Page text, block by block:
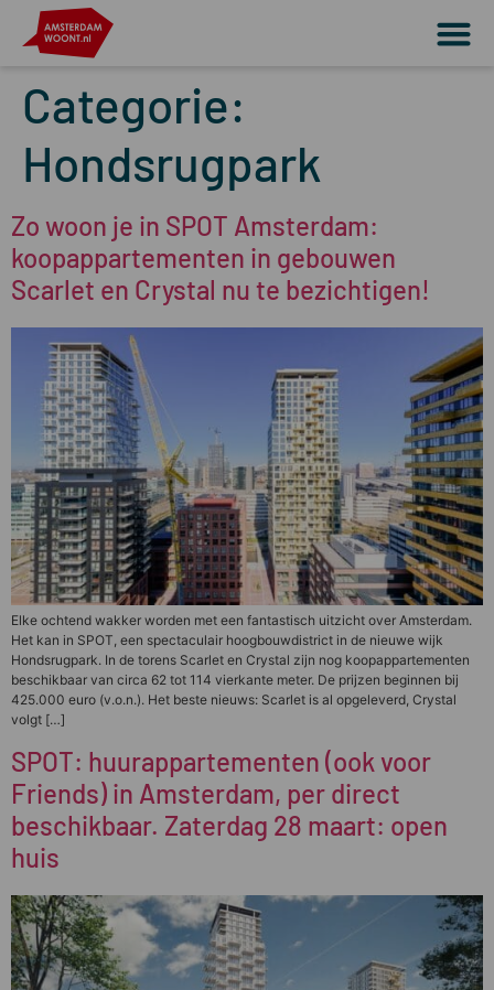
Categorie:
Hondsrugpark
Zo woon je in SPOT Amsterdam:
koopappartementen in gebouwen
Scarlet en Crystal nu te bezichtigen!
Elke ochtend wakker worden met een fantastisch uitzicht over Amsterdam.
Het kan in SPOT, een spectaculair hoogbouwdistrict in de nieuwe wijk
Hondsrugpark. In de torens Scarlet en Crystal zijn nog koopappartementen
beschikbaar van circa 62 tot 114 vierkante meter. De prijzen beginnen bij
425.000 euro (v.o.n.). Het beste nieuws: Scarlet is al opgeleverd, Crystal
volgt […]
SPOT: huurappartementen (ook voor
Friends) in Amsterdam, per direct
beschikbaar. Zaterdag 28 maart: open
huis